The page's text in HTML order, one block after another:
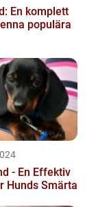
En komplett
populära
- En Effektiv
Hunds Smärta